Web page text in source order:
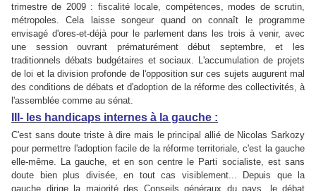
trimestre de 2009 : fiscalité locale, compétences, modes de scrutin,
métropoles. Cela laisse songeur quand on connaît le programme
envisagé d'ores-et-déjà pour le parlement dans les trois à venir, avec
une session ouvrant prématurément début septembre, et les
traditionnels débats budgétaires et sociaux. L'accumulation de projets
de loi et la division profonde de l'opposition sur ces sujets augurent mal
des conditions de débats et d'adoption de la réforme des collectivités, à
l'assemblée comme au sénat.
III- les handicaps internes à la gauche :
C'est sans doute triste à dire mais le principal allié de Nicolas Sarkozy
pour permettre l'adoption facile de la réforme territoriale, c'est la gauche
elle-même. La gauche, et en son centre le Parti socialiste, est sans
doute bien plus divisée, en tout cas visiblement... Depuis que la
gauche dirige la majorité des Conseils généraux du pays, le débat